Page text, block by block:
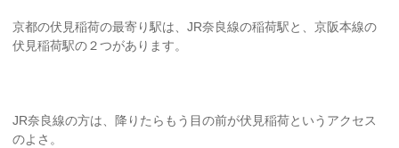
京都の伏見稲荷の最寄り駅は、JR奈良線の稲荷駅と、京阪本線の
伏見稲荷駅の２つがあります。
JR奈良線の方は、降りたらもう目の前が伏見稲荷というアクセス
のよさ。